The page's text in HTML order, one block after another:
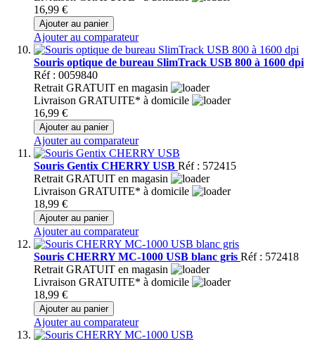
16,99 €
Ajouter au panier
Ajouter au comparateur
Souris optique de bureau SlimTrack USB 800 à 1600 dpi
Réf : 0059840
Retrait GRATUIT en magasin
Livraison GRATUITE* à domicile
16,99 €
Ajouter au panier
Ajouter au comparateur
Souris Gentix CHERRY USB Réf : 572415
Retrait GRATUIT en magasin
Livraison GRATUITE* à domicile
18,99 €
Ajouter au panier
Ajouter au comparateur
Souris CHERRY MC-1000 USB blanc gris Réf : 572418
Retrait GRATUIT en magasin
Livraison GRATUITE* à domicile
18,99 €
Ajouter au panier
Ajouter au comparateur